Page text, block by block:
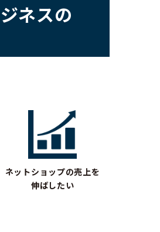
ネスの
ネットショップの売上を
伸ばしたい